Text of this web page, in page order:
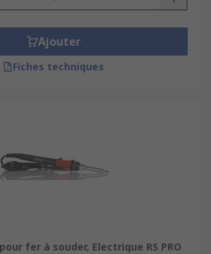
Ajouter
Fiches techniques
fer à souder, Electrique RS PRO